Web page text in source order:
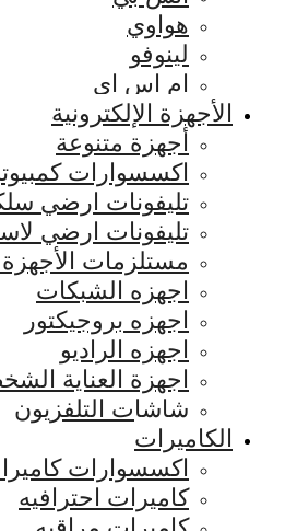
هواوي
لينوفو
ام اس اي
الأجهزة الإلكترونية
أجهزة متنوعة
اكسسوارات
تليفونات ارضي
تليفونات ارضي
مستلزمات الأجهزة
اجهزه الشبكات
اجهزه بروجيكتور
اجهزه الراديو
اجهزة العناية
شاشات التلفزيون
الكاميرات
اكسسوارات
كاميرات احترافيه